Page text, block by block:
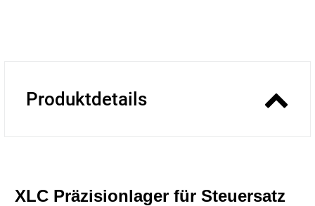
Produktdetails
XLC Präzisionlager für Steuersatz